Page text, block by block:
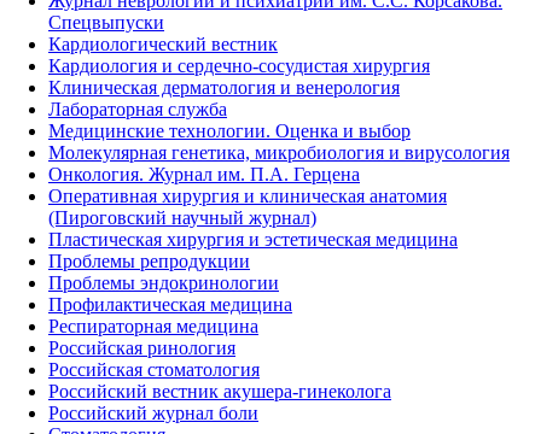
Спецвыпуски
Кардиологический вестник
Кардиология и сердечно-сосудистая хирургия
Клиническая дерматология и венерология
Лабораторная служба
Медицинские технологии. Оценка и выбор
Молекулярная генетика, микробиология и вирусология
Онкология. Журнал им. П.А. Герцена
Оперативная хирургия и клиническая анатомия
(Пироговский научный журнал)
Пластическая хирургия и эстетическая медицина
Проблемы репродукции
Проблемы эндокринологии
Профилактическая медицина
Респираторная медицина
Российская ринология
Российская стоматология
Российский вестник акушера-гинеколога
Российский журнал боли